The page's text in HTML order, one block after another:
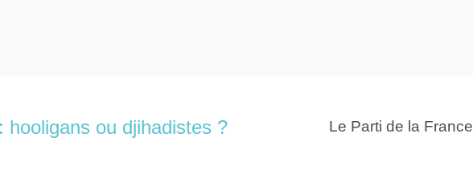
ou djihadistes ? Le Parti de la France